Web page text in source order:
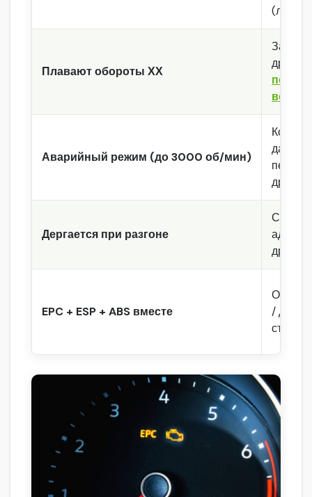
Плавают обороты ХХ
подсос
Аварийный режим (до 3000 об/мин)
Дергается при разгоне
Сбой
EPC + ESP + ABS вместе
Общая
/ датчик
стопов